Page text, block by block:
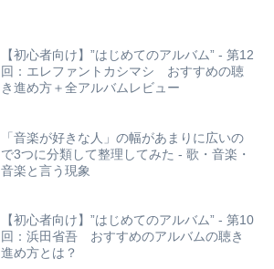
【初心者向け】”はじめてのアルバム” - 第12
回：エレファントカシマシ おすすめの聴
き進め方＋全アルバムレビュー
「音楽が好きな人」の幅があまりに広いの
で3つに分類して整理してみた - 歌・音楽・
音楽と言う現象
【初心者向け】”はじめてのアルバム” - 第10
回：浜田省吾 おすすめのアルバムの聴き
進め方とは？